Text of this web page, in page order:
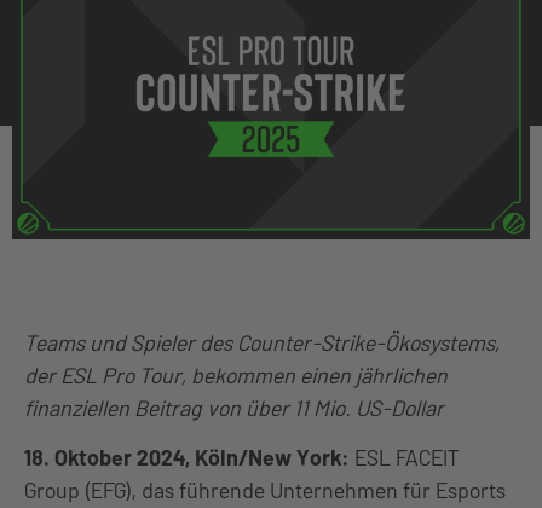
Teams und Spieler des Counter-Strike-Ökosystems,
der ESL Pro Tour, bekommen einen jährlichen
finanziellen Beitrag von über 11 Mio. US-Dollar
18. Oktober 2024, Köln/New York: ESL FACEIT
Group (EFG), das führende Unternehmen für Esports